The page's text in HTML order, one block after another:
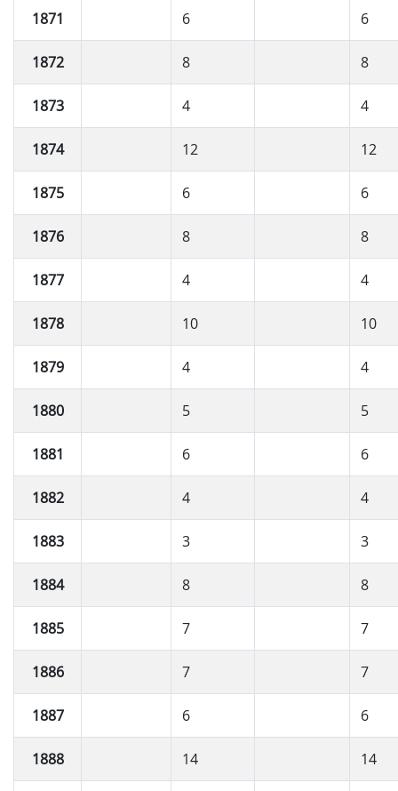
1871 6 6
1872 8 8
1873 4 4
1874 12 12
1875 6 6
1876 8 8
1877 4 4
1878 10 10
1879 4 4
1880 5 5
1881 6 6
1882 4 4
1883 3 3
1884 8 8
1885 7 7
1886 7 7
1887 6 6
1888 14 14